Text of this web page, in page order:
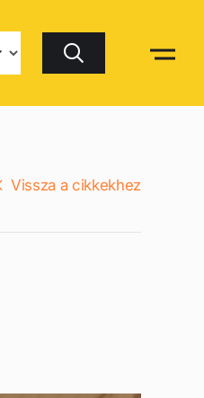
Keresés
Vissza a cikkekhez